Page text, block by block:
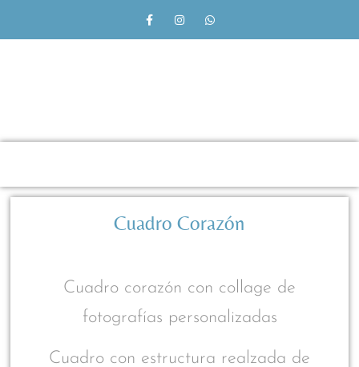
Cuadro Corazón
Cuadro corazón con collage de
fotografías personalizadas
Cuadro con estructura realzada de